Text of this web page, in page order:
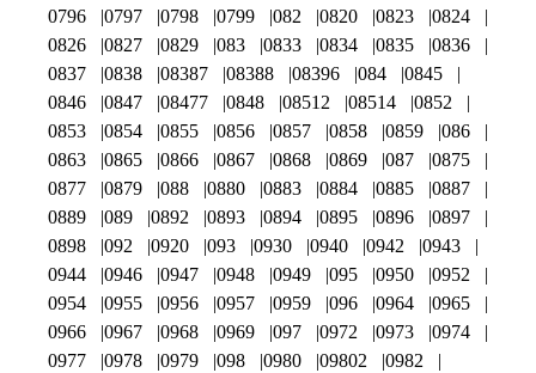
0796
0797 0798 0799 082 0820 0823
0824
0826
0827 0829 083 0833 0834 0835
0836
0837
0838 08387 08388 08396 084
0845
0846
0847 08477 0848 08512 08514
0852
0853
0854 0855 0856 0857 0858 0859
086
0863
0865 0866 0867 0868 0869 087
0875
0877
0879 088 0880 0883 0884 0885
0887
0889
089 0892 0893 0894 0895 0896
0897
0898
092 0920 093 0930 0940 0942
0943
0944
0946 0947 0948 0949 095 0950
0952
0954
0955 0956 0957 0959 096 0964
0965
0966
0967 0968 0969 097 0972 0973
0974
0977
0978 0979 098 0980 09802
0982